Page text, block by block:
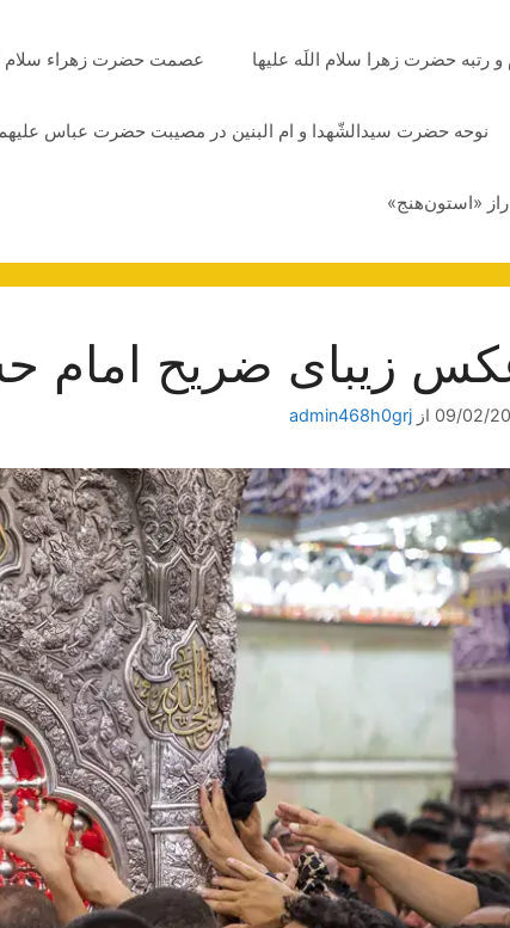
و رتبه حضرت زهرا سلام اللَه علیها عصمت حضرت زهراء سلام
نوحه حضرت سیدالشّهدا و ام البنین در مصیبت حضرت عباس علیهم
راز «استون‌هنج»
زیبای ضریح امام
09/02/ از admin468h0grj